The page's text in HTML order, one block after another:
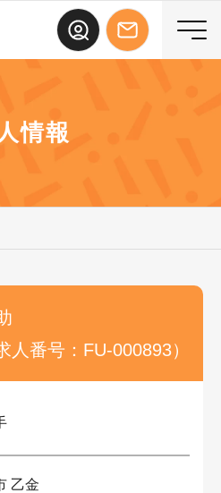
情報
人番号：FU-000893）
乙金